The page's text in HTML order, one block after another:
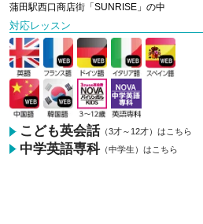
蒲田駅西口商店街「SUNRISE」の中
対応レッスン
こども英会話（3才～12才）はこちら
中学英語専科（中学生）はこちら